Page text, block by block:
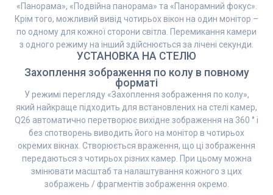
«Панорама», «Подвійна панорама» та «Панорамний фокус».
Крім того, можливий вивід чотирьох вікон на один монітор –
по одному для кожної сторони світла. Перемикання камери
з одного режиму на інший здійснюється за лічені секунди.
УСТАНОВКА НА СТЕЛЮ
Захоплення зображення по колу в повному
форматі
У режимі перегляду «Захоплення зображення по колу»,
який найкраще підходить для встановлених на стелі камер,
Q26 автоматично перетворює вихідне зображення на 360 ° і
без спотворень виводить його на монітор в чотирьох
окремих вікнах. Створюється враження, що ці зображення
передаються з чотирьох різних камер. При цьому можна
змінювати масштаб та налаштування кожного з цих
зображень / фрагментів зображення окремо.